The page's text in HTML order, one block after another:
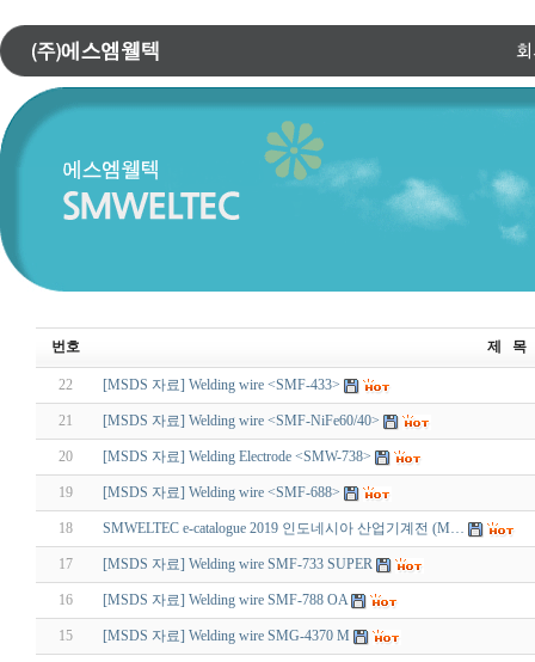
번호 제 목
22 [MSDS 자료] Welding wire <SMF-433>
21 [MSDS 자료] Welding wire <SMF-NiFe60/40>
20 [MSDS 자료] Welding Electrode <SMW-738>
19 [MSDS 자료] Welding wire <SMF-688>
18 SMWELTEC e-catalogue 2019 인도네시아 산업기계전 (M…
17 [MSDS 자료] Welding wire SMF-733 SUPER
16 [MSDS 자료] Welding wire SMF-788 OA
15 [MSDS 자료] Welding wire SMG-4370 M